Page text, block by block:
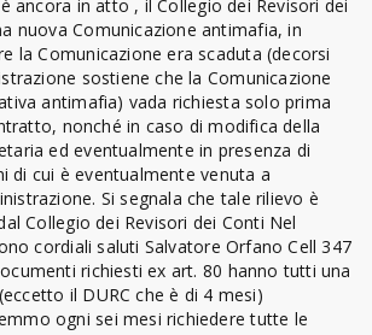
ancora in atto , il Collegio dei Revisori dei
nuova Comunicazione antimafia, in
la Comunicazione era scaduta (decorsi
sostiene che la Comunicazione
antimafia) vada richiesta solo prima
nonché in caso di modifica della
ed eventualmente in presenza di
di cui è eventualmente venuta a
Si segnala che tale rilievo è
Collegio dei Revisori dei Conti Nel
cordiali saluti Salvatore Orfano Cell 347
richiesti ex art. 80 hanno tutti una
il DURC che è di 4 mesi)
ogni sei mesi richiedere tutte le